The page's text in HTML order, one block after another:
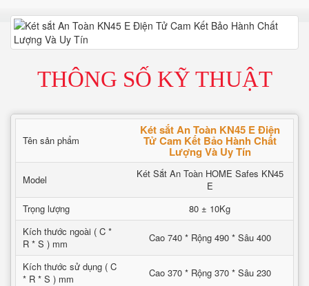
THÔNG SỐ KỸ THUẬT
Tên sản phẩm
Két sắt An Toàn KN45 E Điện
Tử Cam Kết Bảo Hành Chất
Lượng Và Uy Tín
Model
Két Sắt An Toàn HOME Safes KN45
E
Trọng lượng
80 ± 10Kg
Kích thước ngoài ( C *
R * S ) mm
Cao 740 * Rộng 490 * Sâu 400
Kích thước sử dụng ( C
* R * S ) mm
Cao 370 * Rộng 370 * Sâu 230